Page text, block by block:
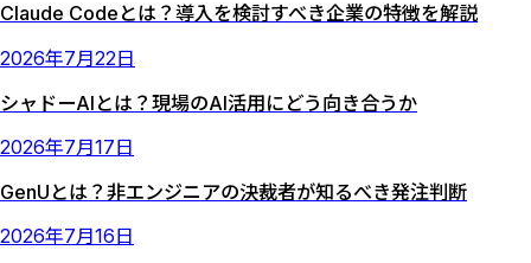
Claude Codeとは？導入を検討すべき企業の特徴を解説
2026年7月22日
シャドーAIとは？現場のAI活用にどう向き合うか
2026年7月17日
GenUとは？非エンジニアの決裁者が知るべき発注判断
2026年7月16日